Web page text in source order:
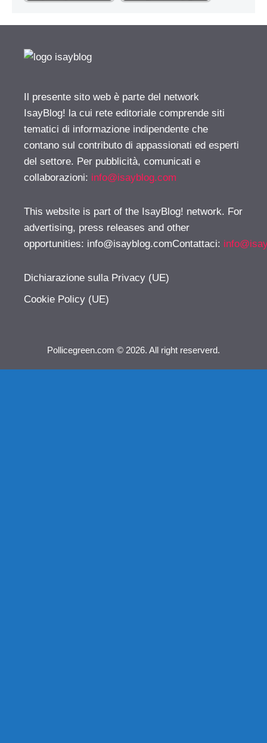
Il presente sito web è parte del network
IsayBlog! la cui rete editoriale comprende siti
tematici di informazione indipendente che
contano sul contributo di appassionati ed esperti
del settore. Per pubblicità, comunicati e
collaborazioni: info@isayblog.com
This website is part of the IsayBlog! network. For
advertising, press releases and other
opportunities: info@isayblog.comContattaci:
Dichiarazione sulla Privacy (UE)
Cookie Policy (UE)
Pollicegreen.com © 2026. All right reserverd.